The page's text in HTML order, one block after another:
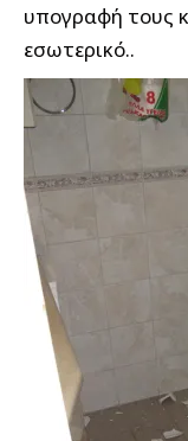
υπογραφή τους
εσωτερικό..